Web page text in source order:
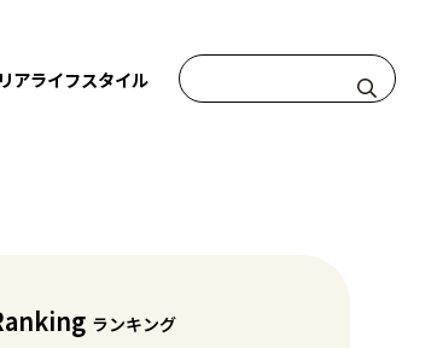
アライフスタイル
ランキング